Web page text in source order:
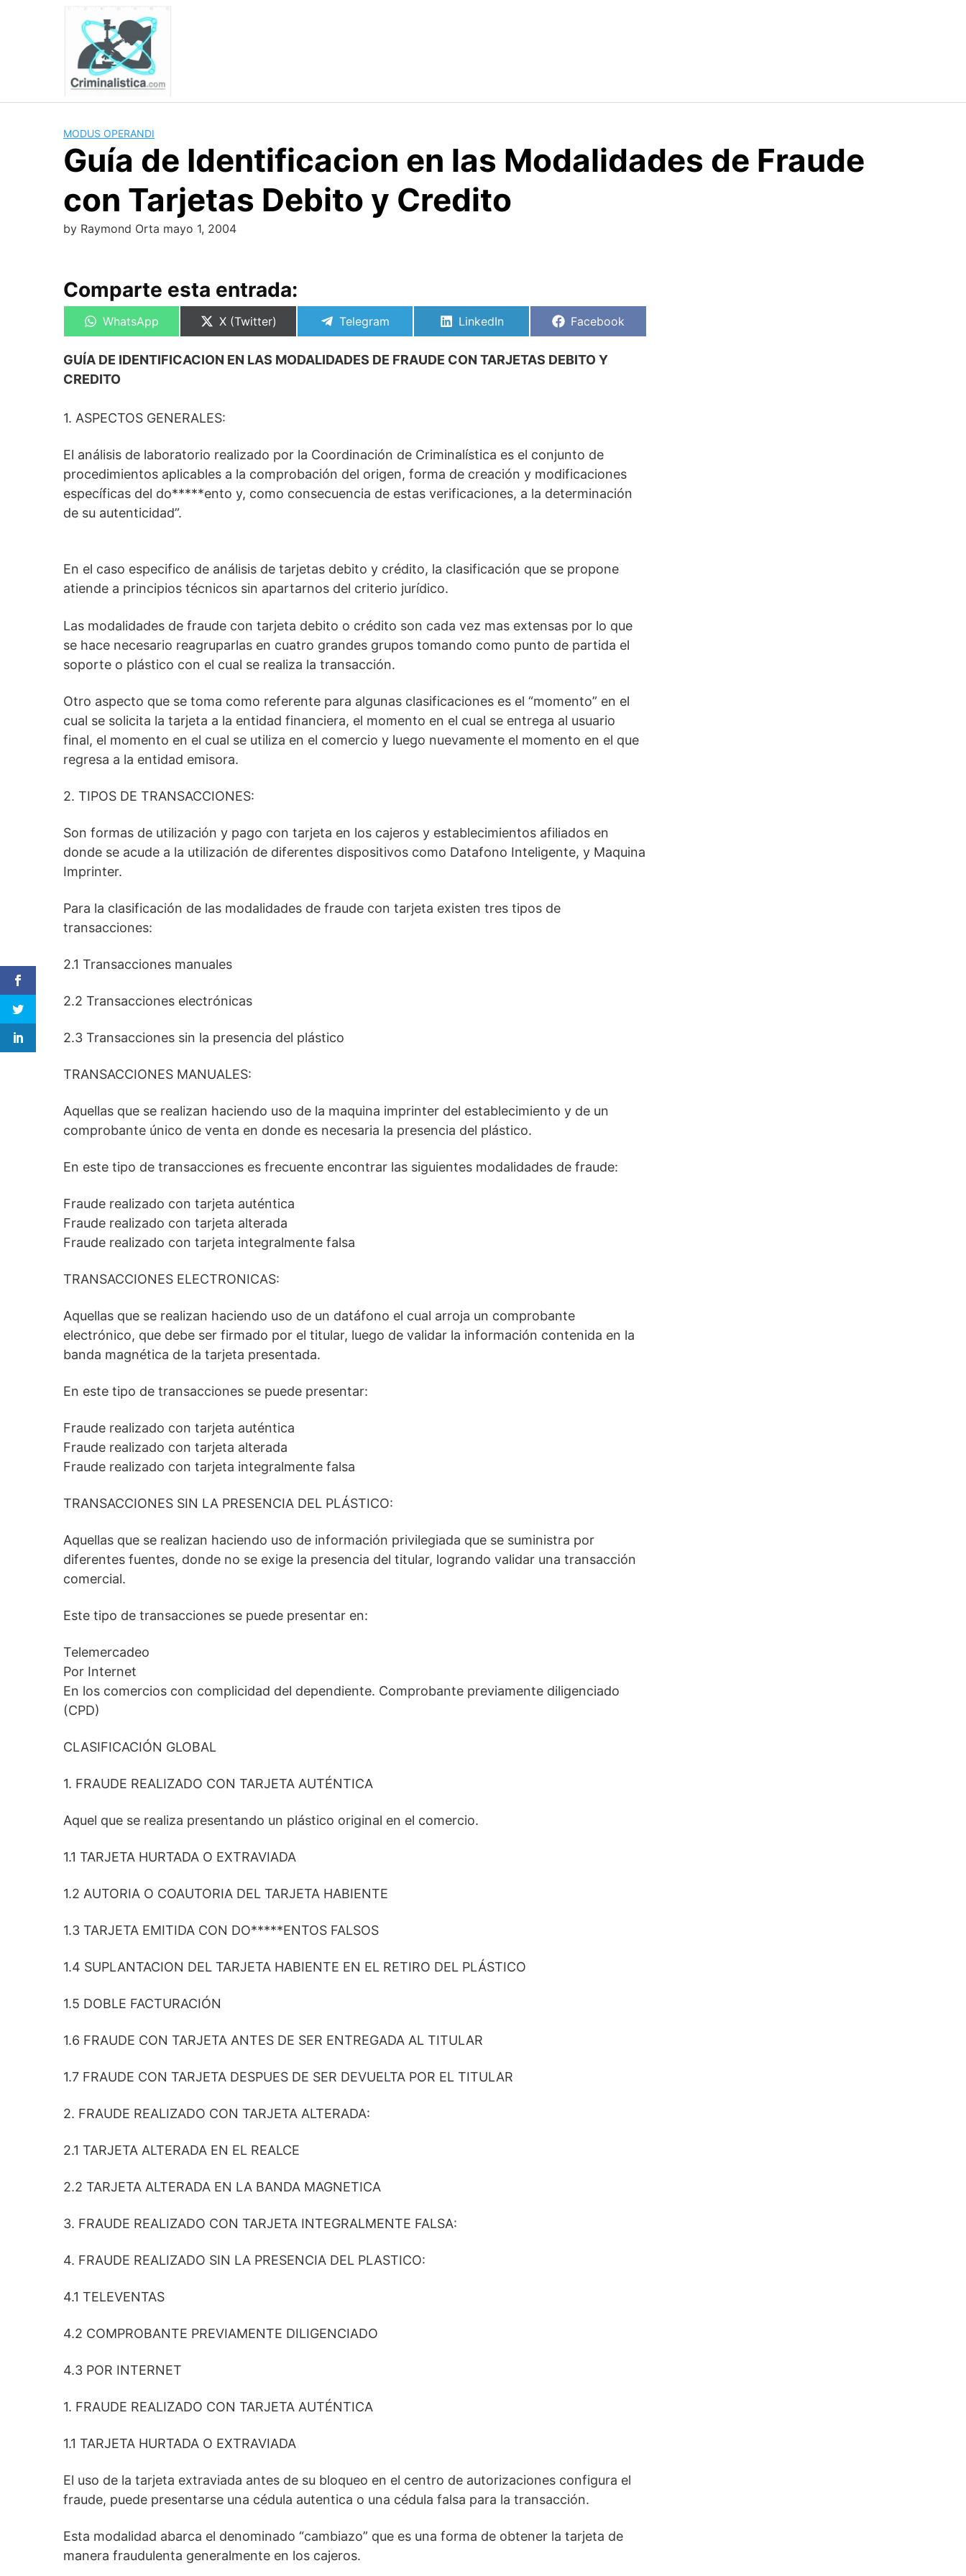
MODUS OPERANDI
Guía de Identificacion en las Modalidades de Fraude
con Tarjetas Debito y Credito
by Raymond Orta mayo 1, 2004
Comparte esta entrada:
Compartir
WhatsApp
Compartir
X (Twitter)
Compartir
Telegram
Compartir
LinkedIn
Compartir
Facebook
GUÍA DE IDENTIFICACION EN LAS MODALIDADES DE FRAUDE CON TARJETAS DEBITO Y
CREDITO
1. ASPECTOS GENERALES:
El análisis de laboratorio realizado por la Coordinación de Criminalística es el conjunto de
procedimientos aplicables a la comprobación del origen, forma de creación y modificaciones
específicas del do*****ento y, como consecuencia de estas verificaciones, a la determinación
de su autenticidad”.
En el caso especifico de análisis de tarjetas debito y crédito, la clasificación que se propone
atiende a principios técnicos sin apartarnos del criterio jurídico.
Las modalidades de fraude con tarjeta debito o crédito son cada vez mas extensas por lo que
se hace necesario reagruparlas en cuatro grandes grupos tomando como punto de partida el
soporte o plástico con el cual se realiza la transacción.
Otro aspecto que se toma como referente para algunas clasificaciones es el “momento” en el
cual se solicita la tarjeta a la entidad financiera, el momento en el cual se entrega al usuario
final, el momento en el cual se utiliza en el comercio y luego nuevamente el momento en el que
regresa a la entidad emisora.
2. TIPOS DE TRANSACCIONES:
Son formas de utilización y pago con tarjeta en los cajeros y establecimientos afiliados en
donde se acude a la utilización de diferentes dispositivos como Datafono Inteligente, y Maquina
Imprinter.
Para la clasificación de las modalidades de fraude con tarjeta existen tres tipos de
transacciones:
2.1 Transacciones manuales
2.2 Transacciones electrónicas
2.3 Transacciones sin la presencia del plástico
TRANSACCIONES MANUALES:
Aquellas que se realizan haciendo uso de la maquina imprinter del establecimiento y de un
comprobante único de venta en donde es necesaria la presencia del plástico.
En este tipo de transacciones es frecuente encontrar las siguientes modalidades de fraude:
Fraude realizado con tarjeta auténtica
Fraude realizado con tarjeta alterada
Fraude realizado con tarjeta integralmente falsa
TRANSACCIONES ELECTRONICAS:
Aquellas que se realizan haciendo uso de un datáfono el cual arroja un comprobante
electrónico, que debe ser firmado por el titular, luego de validar la información contenida en la
banda magnética de la tarjeta presentada.
En este tipo de transacciones se puede presentar:
Fraude realizado con tarjeta auténtica
Fraude realizado con tarjeta alterada
Fraude realizado con tarjeta integralmente falsa
TRANSACCIONES SIN LA PRESENCIA DEL PLÁSTICO:
Aquellas que se realizan haciendo uso de información privilegiada que se suministra por
diferentes fuentes, donde no se exige la presencia del titular, logrando validar una transacción
comercial.
Este tipo de transacciones se puede presentar en:
Telemercadeo
Por Internet
En los comercios con complicidad del dependiente. Comprobante previamente diligenciado
(CPD)
CLASIFICACIÓN GLOBAL
1. FRAUDE REALIZADO CON TARJETA AUTÉNTICA
Aquel que se realiza presentando un plástico original en el comercio.
1.1 TARJETA HURTADA O EXTRAVIADA
1.2 AUTORIA O COAUTORIA DEL TARJETA HABIENTE
1.3 TARJETA EMITIDA CON DO*****ENTOS FALSOS
1.4 SUPLANTACION DEL TARJETA HABIENTE EN EL RETIRO DEL PLÁSTICO
1.5 DOBLE FACTURACIÓN
1.6 FRAUDE CON TARJETA ANTES DE SER ENTREGADA AL TITULAR
1.7 FRAUDE CON TARJETA DESPUES DE SER DEVUELTA POR EL TITULAR
2. FRAUDE REALIZADO CON TARJETA ALTERADA:
2.1 TARJETA ALTERADA EN EL REALCE
2.2 TARJETA ALTERADA EN LA BANDA MAGNETICA
3. FRAUDE REALIZADO CON TARJETA INTEGRALMENTE FALSA:
4. FRAUDE REALIZADO SIN LA PRESENCIA DEL PLASTICO:
4.1 TELEVENTAS
4.2 COMPROBANTE PREVIAMENTE DILIGENCIADO
4.3 POR INTERNET
1. FRAUDE REALIZADO CON TARJETA AUTÉNTICA
1.1 TARJETA HURTADA O EXTRAVIADA
El uso de la tarjeta extraviada antes de su bloqueo en el centro de autorizaciones configura el
fraude, puede presentarse una cédula autentica o una cédula falsa para la transacción.
Esta modalidad abarca el denominado “cambiazo” que es una forma de obtener la tarjeta de
manera fraudulenta generalmente en los cajeros.